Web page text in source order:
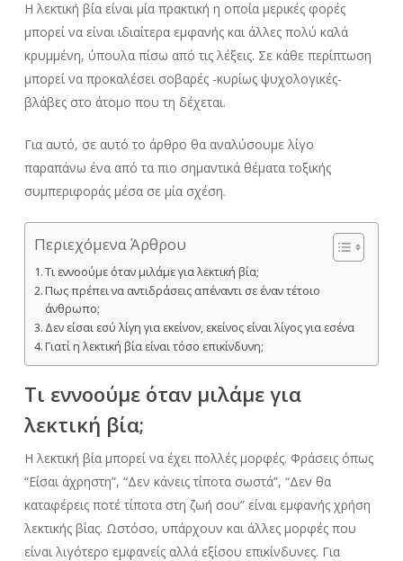
Η λεκτική βία είναι μία πρακτική η οποία μερικές φορές
μπορεί να είναι ιδιαίτερα εμφανής και άλλες πολύ καλά
κρυμμένη, ύπουλα πίσω από τις λέξεις. Σε κάθε περίπτωση
μπορεί να προκαλέσει σοβαρές -κυρίως ψυχολογικές-
βλάβες στο άτομο που τη δέχεται.
Για αυτό, σε αυτό το άρθρο θα αναλύσουμε λίγο
παραπάνω ένα από τα πιο σημαντικά θέματα τοξικής
συμπεριφοράς μέσα σε μία σχέση.
Περιεχόμενα Άρθρου
Τι εννοούμε όταν μιλάμε για λεκτική βία;
Πως πρέπει να αντιδράσεις απέναντι σε έναν τέτοιο
άνθρωπο;
Δεν είσαι εσύ λίγη για εκείνον, εκείνος είναι λίγος για εσένα
Γιατί η λεκτική βία είναι τόσο επικίνδυνη;
Τι εννοούμε όταν μιλάμε για
λεκτική βία;
Η λεκτική βία μπορεί να έχει πολλές μορφές. Φράσεις όπως
“Είσαι άχρηστη”, “Δεν κάνεις τίποτα σωστά”, “Δεν θα
καταφέρεις ποτέ τίποτα στη ζωή σου” είναι εμφανής χρήση
λεκτικής βίας. Ωστόσο, υπάρχουν και άλλες μορφές που
είναι λιγότερο εμφανείς αλλά εξίσου επικίνδυνες. Για